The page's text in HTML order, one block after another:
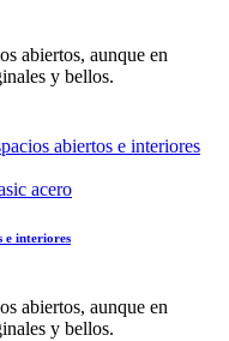
abiertos, aunque en
y bellos.
e interiores
abiertos, aunque en
y bellos.